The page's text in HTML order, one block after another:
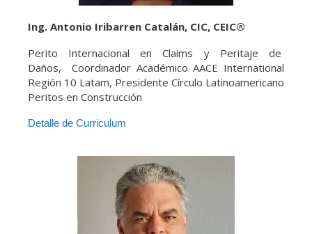
Ing. Antonio Iribarren Catalán, CIC, CEIC®
Perito Internacional en Claims y Peritaje de
Daños, Coordinador Académico AACE International
Región 10 Latam, Presidente Círculo Latinoamericano
Peritos en Construcción
Detalle de Curriculum